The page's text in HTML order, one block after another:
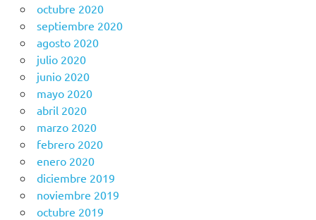
octubre 2020
septiembre 2020
agosto 2020
julio 2020
junio 2020
mayo 2020
abril 2020
marzo 2020
febrero 2020
enero 2020
diciembre 2019
noviembre 2019
octubre 2019